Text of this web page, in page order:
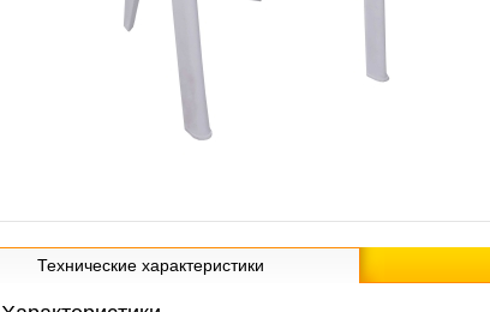
Технические характеристики